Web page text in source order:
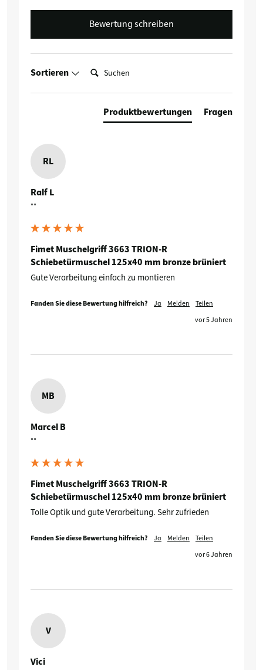
Bewertung schreiben
Sortieren Suchen:
Produktbewertungen Fragen
RL
Ralf L
""
Fimet Muschelgriff 3663 TRION-R
Schiebetürmuschel 125x40 mm bronze brüniert
Gute Verarbeitung einfach zu montieren
Fanden Sie diese Bewertung hilfreich? Ja Melden
Teilen
vor 5 Jahren
MB
Marcel B
""
Fimet Muschelgriff 3663 TRION-R
Schiebetürmuschel 125x40 mm bronze brüniert
Tolle Optik und gute Verarbeitung. Sehr zufrieden
Fanden Sie diese Bewertung hilfreich? Ja Melden
Teilen
vor 6 Jahren
V
Vici